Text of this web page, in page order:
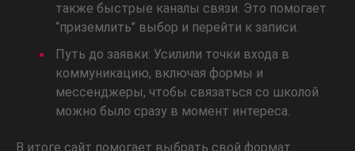
также быстрые каналы связи. Это помогает
“приземлить” выбор и перейти к записи.
Путь до заявки: Усилили точки входа в
коммуникацию, включая формы и
мессенджеры, чтобы связаться со школой
можно было сразу в момент интереса.
В итоге сайт помогает выбрать свой формат